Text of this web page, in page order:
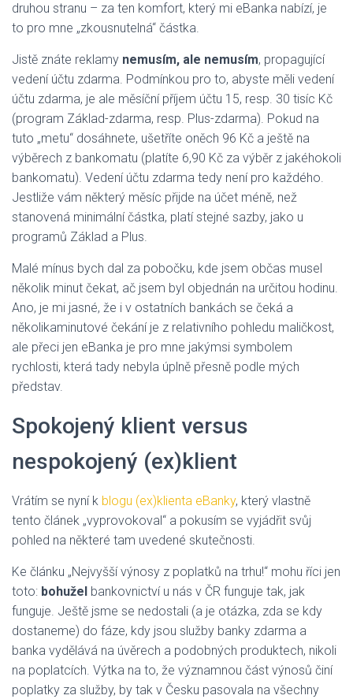
druhou stranu – za ten komfort, který mi eBanka nabízí, je
to pro mne „zkousnutelná“ částka.
Jistě znáte reklamy nemusím, ale nemusím, propagující
vedení účtu zdarma. Podmínkou pro to, abyste měli vedení
účtu zdarma, je ale měsíční příjem účtu 15, resp. 30 tisíc Kč
(program Základ-zdarma, resp. Plus-zdarma). Pokud na
tuto „metu“ dosáhnete, ušetříte oněch 96 Kč a ještě na
výběrech z bankomatu (platíte 6,90 Kč za výběr z jakéhokoli
bankomatu). Vedení účtu zdarma tedy není pro každého.
Jestliže vám některý měsíc přijde na účet méně, než
stanovená minimální částka, platí stejné sazby, jako u
programů Základ a Plus.
Malé mínus bych dal za pobočku, kde jsem občas musel
několik minut čekat, ač jsem byl objednán na určitou hodinu.
Ano, je mi jasné, že i v ostatních bankách se čeká a
několikaminutové čekání je z relativního pohledu maličkost,
ale přeci jen eBanka je pro mne jakýmsi symbolem
rychlosti, která tady nebyla úplně přesně podle mých
představ.
Spokojený klient versus
nespokojený (ex)klient
Vrátím se nyní k blogu (ex)klienta eBanky, který vlastně
tento článek „vyprovokoval“ a pokusím se vyjádřit svůj
pohled na některé tam uvedené skutečnosti.
Ke článku „Nejvyšší výnosy z poplatků na trhu!“ mohu říci jen
toto: bohužel bankovnictví u nás v ČR funguje tak, jak
funguje. Ještě jsme se nedostali (a je otázka, zda se kdy
dostaneme) do fáze, kdy jsou služby banky zdarma a
banka vydělává na úvěrech a podobných produktech, nikoli
na poplatcích. Výtka na to, že významnou část výnosů činí
poplatky za služby, by tak v Česku pasovala na všechny